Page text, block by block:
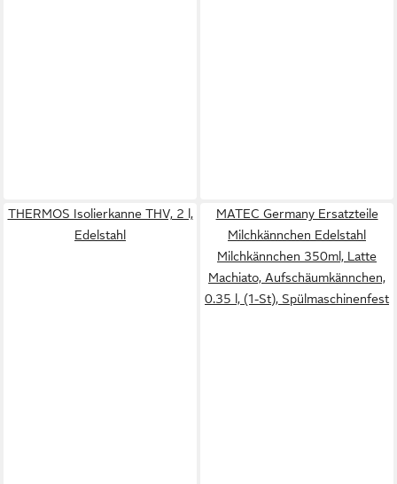
THERMOS Isolierkanne THV, 2 l,
Edelstahl
MATEC Germany Ersatzteile
Milchkännchen Edelstahl
Milchkännchen 350ml, Latte
Machiato, Aufschäumkännchen,
0.35 l, (1-St), Spülmaschinenfest